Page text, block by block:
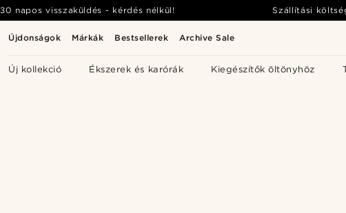
Újdonságok Márkák Bestsellerek Archive Sale
Új kollekció Ékszerek és karórák Kiegészítők öltönyhöz
30 napos visszaküldés - kérdés nélkül! Szállítási